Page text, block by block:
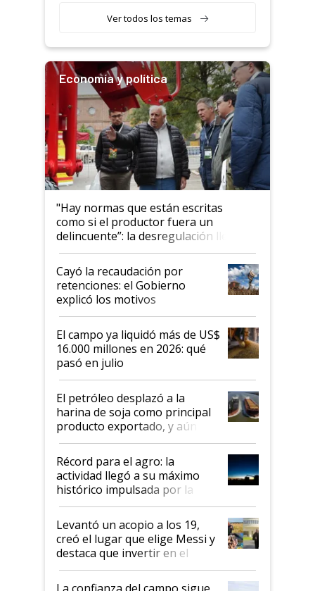
Ver todos los temas
Economía y política
"Hay normas que están escritas
como si el productor fuera un
delincuente”: la desregulación llegó
al Congreso Aapresid y hasta se
habló del financiamiento al IPCVA
Cayó la recaudación por
retenciones: el Gobierno
explicó los motivos
El campo ya liquidó más de US$
16.000 millones en 2026: qué
pasó en julio
El petróleo desplazó a la
harina de soja como principal
producto exportado, y aún así
el agro aportó casi seis de cada
diez dólares y sostuvo el
liderazgo en un semestre
récord
Récord para el agro: la
actividad llegó a su máximo
histórico impulsada por la
cosecha y las exportaciones
Levantó un acopio a los 19,
creó el lugar que elige Messi y
destaca que invertir en el
kirchnerismo era como "darle
plata a un hijo para droga":